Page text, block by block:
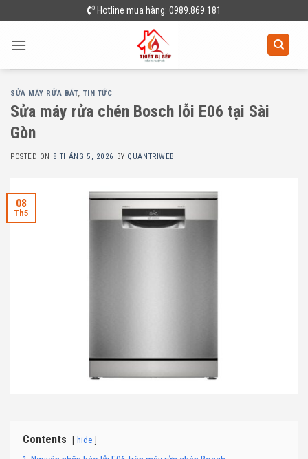
to
content
Hotline mua hàng: 0989.869.181
SỬA MÁY RỬA BÁT, TIN TỨC
Sửa máy rửa chén Bosch lỗi E06 tại Sài
Gòn
POSTED ON 8 THÁNG 5, 2026 BY QUANTRIWEB
08
Th5
Contents hide